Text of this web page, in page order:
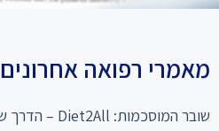
מאמרי רפואה אחרונים
שובר המוסכמות: Diet2All – הדרך שלך לחיים חדשים